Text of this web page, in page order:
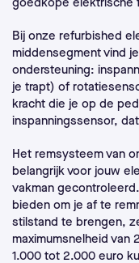
goedkope elektrische
Bij onze refurbished
middensegment vind
ondersteuning:
je trapt) of
kracht die je op de
inspanningssensor,
Het remsysteem van
belangrijk voor jouw
vakman
bieden om je af te
stilstand te brengen,
maximumsnelheid
1.000 tot 2.000 euro